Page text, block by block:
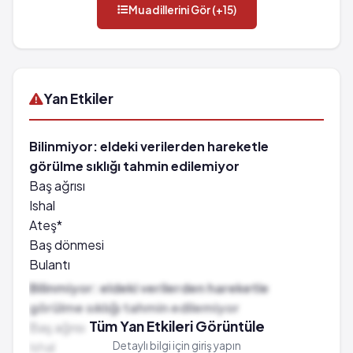
Muadillerini Gör (+15)
Yan Etkiler
Bilinmiyor: eldeki verilerden hareketle
görülme sıklığı tahmin edilemiyor
Baş ağrısı
Ishal
Ateş*
Baş dönmesi
Bulantı
Kusma
Halsizlik
Böbrek yetmezliği
Kasılmalar
Bilinmiyor: eldeki verilerden hareketle
görülme sıklığı tahmin edilemiyor
Baş ağrısı
Ishal
Tüm Yan Etkileri Görüntüle
Detaylı bilgi için giriş yapın